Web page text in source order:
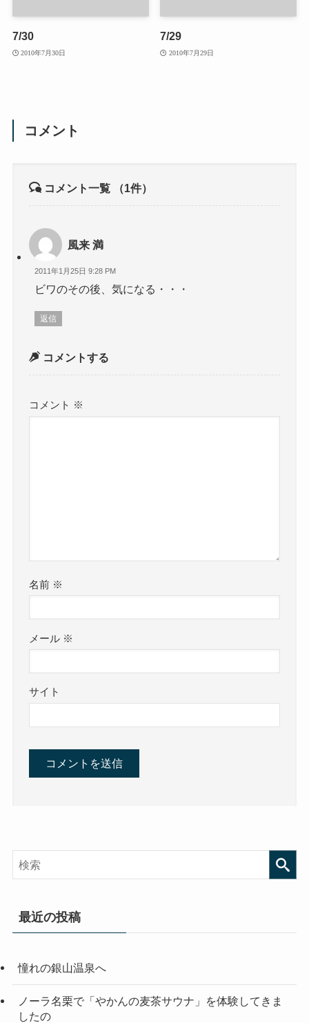
7/30
2010年7月30日
7/29
2010年7月29日
コメント
コメント一覧 （1件）
風来 満
2011年1月25日 9:28 PM
ビワのその後、気になる・・・
返信
コメントする
コメント ※
名前 ※
メール ※
サイト
最近の投稿
憧れの銀山温泉へ
ノーラ名栗で「やかんの麦茶サウナ」を体験してきま
したの